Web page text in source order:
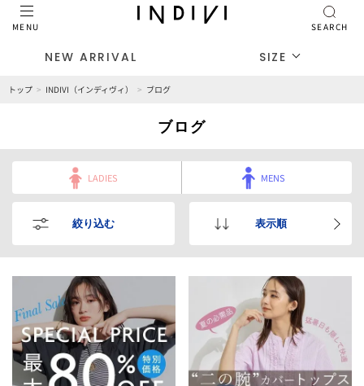
MENU SEARCH
NEW ARRIVAL SIZE
トップ INDIVI（インディヴィ） ブログ
ブログ
LADIES MENS
絞り込む 表示順